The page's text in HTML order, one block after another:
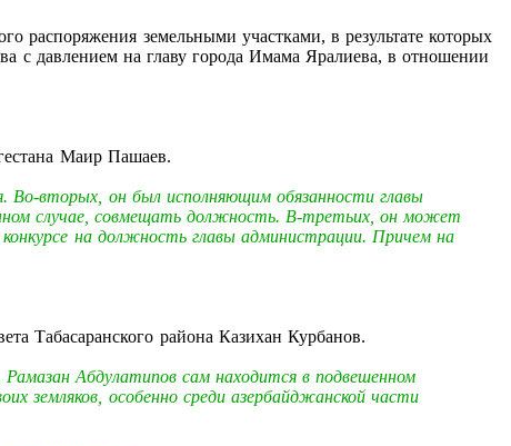
распоряжения земельными участками, в результате которых
с давлением на главу города Имама Яралиева, в отношении
Маир Пашаев.
Во-вторых, он был исполняющим обязанности главы
случае, совмещать должность. В-третьих, он может
на должность главы администрации. Причем на
Табасаранского района Казихан Курбанов.
Абдулатипов сам находится в подвешенном
земляков, особенно среди азербайджанской части